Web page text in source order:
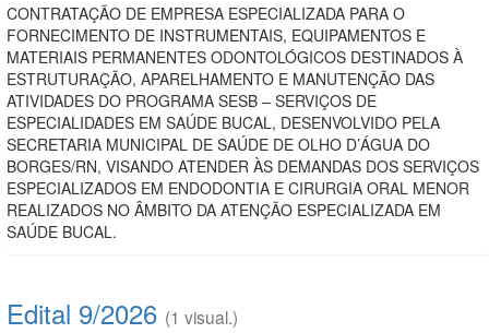
CONTRATAÇÃO DE EMPRESA ESPECIALIZADA PARA O
FORNECIMENTO DE INSTRUMENTAIS, EQUIPAMENTOS E
MATERIAIS PERMANENTES ODONTOLÓGICOS DESTINADOS À
ESTRUTURAÇÃO, APARELHAMENTO E MANUTENÇÃO DAS
ATIVIDADES DO PROGRAMA SESB – SERVIÇOS DE
ESPECIALIDADES EM SAÚDE BUCAL, DESENVOLVIDO PELA
SECRETARIA MUNICIPAL DE SAÚDE DE OLHO D’ÁGUA DO
BORGES/RN, VISANDO ATENDER ÀS DEMANDAS DOS SERVIÇOS
ESPECIALIZADOS EM ENDODONTIA E CIRURGIA ORAL MENOR
REALIZADOS NO ÂMBITO DA ATENÇÃO ESPECIALIZADA EM
SAÚDE BUCAL.
Edital 9/2026 (1 visual.)